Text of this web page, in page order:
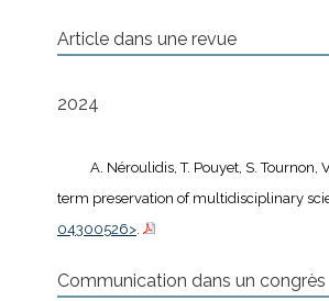
Article dans une revue
2024
A. Néroulidis, T. Pouyet, S. Tournon,
term preservation of multidisciplinary
04300526>.
Communication dans un congrès